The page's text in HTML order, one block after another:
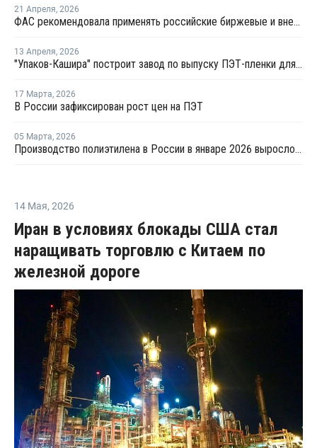
21 Апреля, 2026
ФАС рекомендовала применять российские биржевые и внебиржевые индексы цен
13 Апреля, 2026
"Упаков-Кашира" построит завод по выпуску ПЭТ-пленки для пищевой упаковки
17 Марта, 2026
В России зафиксирован рост цен на ПЭТ
05 Марта, 2026
Производство полиэтилена в России в январе 2026 выросло на 9%
14 Мая, 2026
Иран в условиях блокады США стал
наращивать торговлю с Китаем по
железной дороге